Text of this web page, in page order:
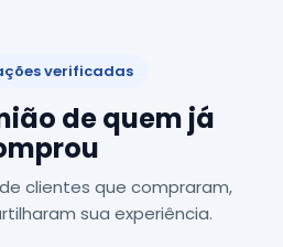
verificadas
de quem já
clientes que compraram,
sua experiência.